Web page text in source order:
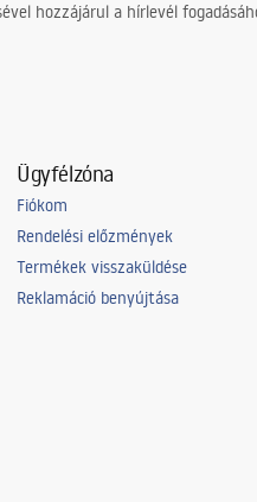
hozzájárul a hírlevél
Ügyfélzóna
Fiókom
Rendelési előzmények
Termékek visszaküldése
Reklamáció benyújtása